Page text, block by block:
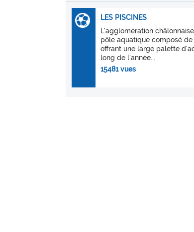
LES PISCINES
L'agglomération
pôle aquatique composé de
offrant une large palette
long de l'année...
15481 vues